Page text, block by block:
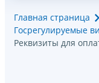
Главная страница
Госрегулируемые
Реквизиты для